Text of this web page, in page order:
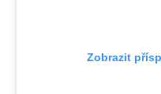
Zobrazit